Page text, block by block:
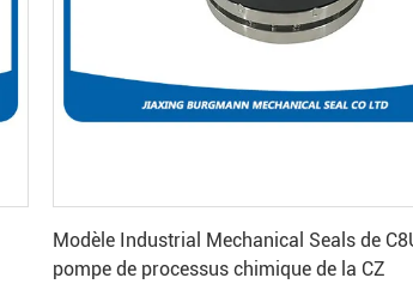
Modèle Industrial Mechanical Seals de
pompe de processus chimique de la CZ